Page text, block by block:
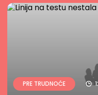
PRE TRUDNOĆE